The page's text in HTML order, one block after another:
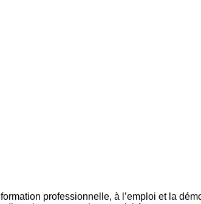
professionnelle, à l’emploi et la